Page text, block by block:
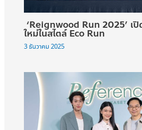
‘Reignwood Run 2025’ เ
ใหม่ในสไตล์ Eco Run
3 ธันวาคม 2025